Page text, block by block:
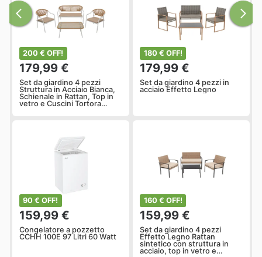
200 € OFF!
179,99 €
Set da giardino 4 pezzi
Struttura in Acciaio Bianca,
Schienale in Rattan, Top in
vetro e Cuscini Tortora
180 € OFF!
179,99 €
Set da giardino 4 pezzi in
acciaio Effetto Legno
90 € OFF!
159,99 €
Congelatore a pozzetto
CCHH 100E 97 Litri 60 Watt
160 € OFF!
159,99 €
Set da giardino 4 pezzi
Effetto Legno Rattan
sintetico con struttura in
acciaio, top in vetro e